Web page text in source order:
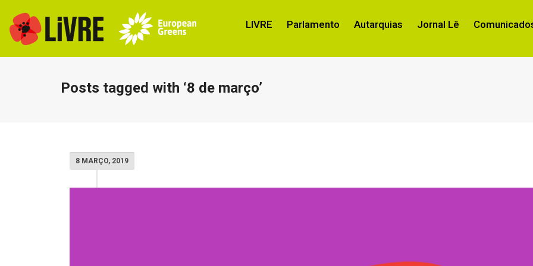
LIVRE Parlamento Autarquias Jornal Lê
Posts tagged with ‘8 de março’
8 MARÇO, 2019